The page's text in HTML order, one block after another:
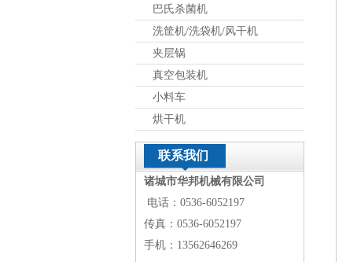
巴氏杀菌机
洗筐机/洗袋机/风干机
夹层锅
真空包装机
小料车
烘干机
联系我们
诸城市华邦机械有限公司
电话：0536-6052197
传真：0536-6052197
手机：13562646269